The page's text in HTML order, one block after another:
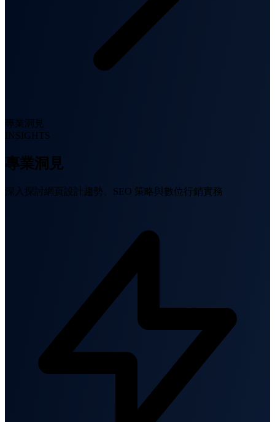
專業洞見
INSIGHTS
專業洞見
深入探討網頁設計趨勢、SEO 策略與數位行銷實務